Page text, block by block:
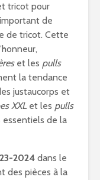
tricot pour
de
de tricot. Cette
et les pulls
la tendance
justaucorps et
XXL et les pulls
de la
2024 dans le
des pièces à la